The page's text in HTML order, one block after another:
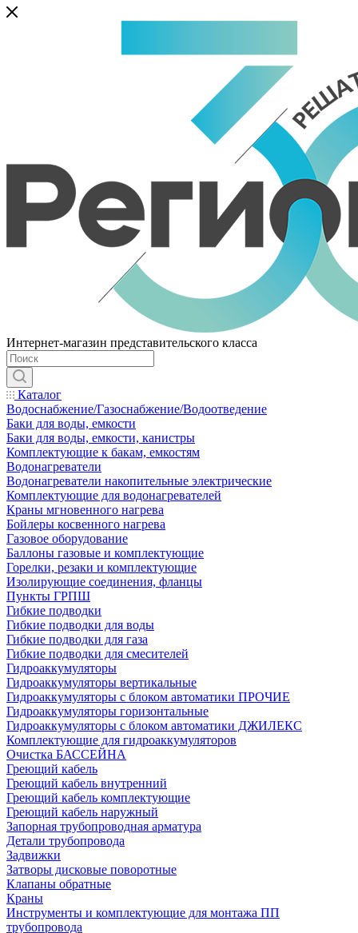
Интернет-магазин представительского класса
Каталог
Водоснабжение/Газоснабжение/Водоотведение
Баки для воды, емкости
Баки для воды, емкости, канистры
Комплектующие к бакам, емкостям
Водонагреватели
Водонагреватели накопительные электрические
Комплектующие для водонагревателей
Краны мгновенного нагрева
Бойлеры косвенного нагрева
Газовое оборудование
Баллоны газовые и комплектующие
Горелки, резаки и комплектующие
Изолирующие соединения, фланцы
Пункты ГРПШ
Гибкие подводки
Гибкие подводки для воды
Гибкие подводки для газа
Гибкие подводки для смесителей
Гидроаккумуляторы
Гидроаккумуляторы вертикальные
Гидроаккумуляторы с блоком автоматики ПРОЧИЕ
Гидроаккумуляторы горизонтальные
Гидроаккумуляторы с блоком автоматики ДЖИЛЕКС
Комплектующие для гидроаккумуляторов
Очистка БАССЕЙНА
Греющий кабель
Греющий кабель внутренний
Греющий кабель комплектующие
Греющий кабель наружный
Запорная трубопроводная арматура
Детали трубопровода
Задвижки
Затворы дисковые поворотные
Клапаны обратные
Краны
Инструменты и комплектующие для монтажа ПП
трубопровода